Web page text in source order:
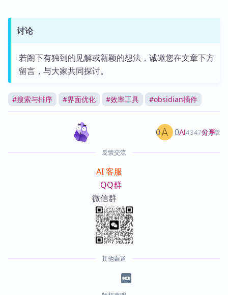
讨论
若阁下有独到的见解或新颖的想法，诚邀您在文章下方
留言，与大家共同探讨。
#搜索与排序 #界面优化 #效率工具 #obsidian插件
AI4347篇文章
0 0 分享
反馈交流
AI 客服
QQ群
微信群
其他渠道